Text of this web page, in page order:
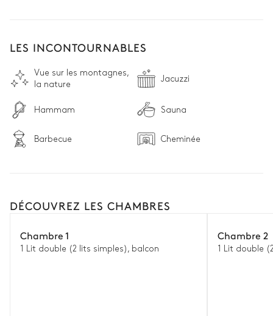
Toutes dotées de salles de bains privées, les chambres à
sobrement décorées sous de larges charpentes qui laissent
apparaitre le savoir-faire traditionnel de la région, et
LES INCONTOURNABLES
Vue sur les montagnes,
la nature
Jacuzzi
Hammam Sauna
Barbecue Cheminée
DÉCOUVREZ LES CHAMBRES
Chambre 1
1 Lit double (2 lits simples), balcon
Chambre 2
1 Lit double